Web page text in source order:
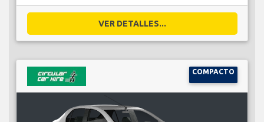
VER DETALLES...
COMPACTO